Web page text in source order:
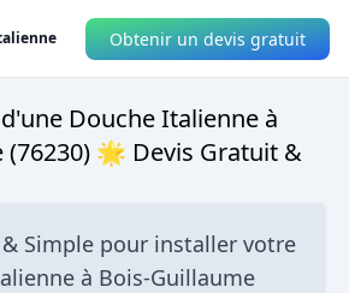
Obtenir un devis gratuit
Douche Italienne à
(76230) 🌟 Devis Gratuit &
Simple pour installer votre
à Bois-Guillaume